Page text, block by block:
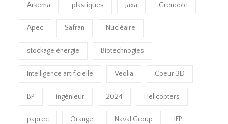
Arkema plastiques Jaxa Grenoble
Apec Safran Nucléaire
stockage énergie Biotechnogies
Intelligence artificielle Veolia Coeur 3D
BP ingénieur 2024 Helicopters
paprec Orange Naval Group IFP